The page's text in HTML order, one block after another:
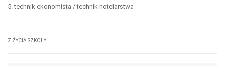
5. technik ekonomista / technik hotelarstwa
Z ŻYCIA SZKOŁY